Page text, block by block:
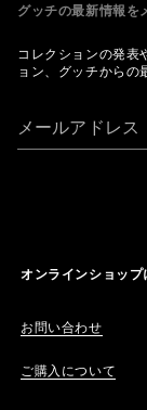
グッチの最新情報
コレクションの発表
ョン、グッチからの
メールアドレス
オンラインショップ
お問い合わせ
ご購入について